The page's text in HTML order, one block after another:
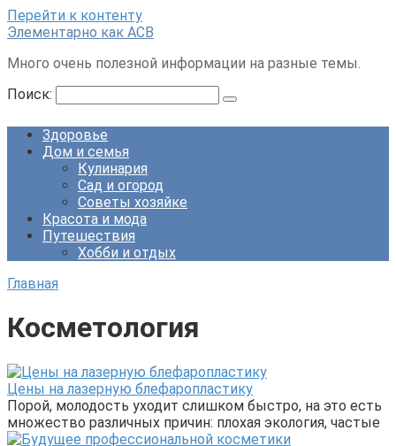
Перейти к контенту
Элементарно как ACB
Много очень полезной информации на разные темы.
Поиск:
Здоровье
Дом и семья
Кулинария
Сад и огород
Советы хозяйке
Красота и мода
Путешествия
Хобби и отдых
Главная
Косметология
Цены на лазерную блефаропластику
Порой, молодость уходит слишком быстро, на это есть
множество различных причин: плохая экология, частые